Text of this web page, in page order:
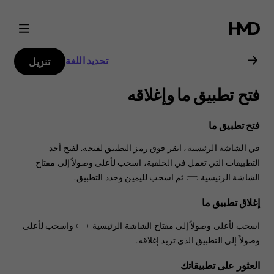
دليل
مستخدم
هاتف
Nokia
3.2
تحديد اللغة تنزيل
فتح تطبيق ما وإغلاقه
فتح تطبيق ما
في الشاشة الرئيسية، انقر فوق رمز التطبيق لفتحه. لفتح أحد
التطبيقات التي تعمل في الخلفية، اسحب لأعلى وصولاً إلى مفتاح
الشاشة الرئيسية
ثم اسحب لليمين وحدد التطبيق.
إغلاق تطبيق ما
اسحب لأعلى وصولاً إلى مفتاح الشاشة الرئيسية ‬‏
واسحب لأعلى
وصولاً إلى التطبيق الذي تريد إغلاقه.
العثور على تطبيقاتك